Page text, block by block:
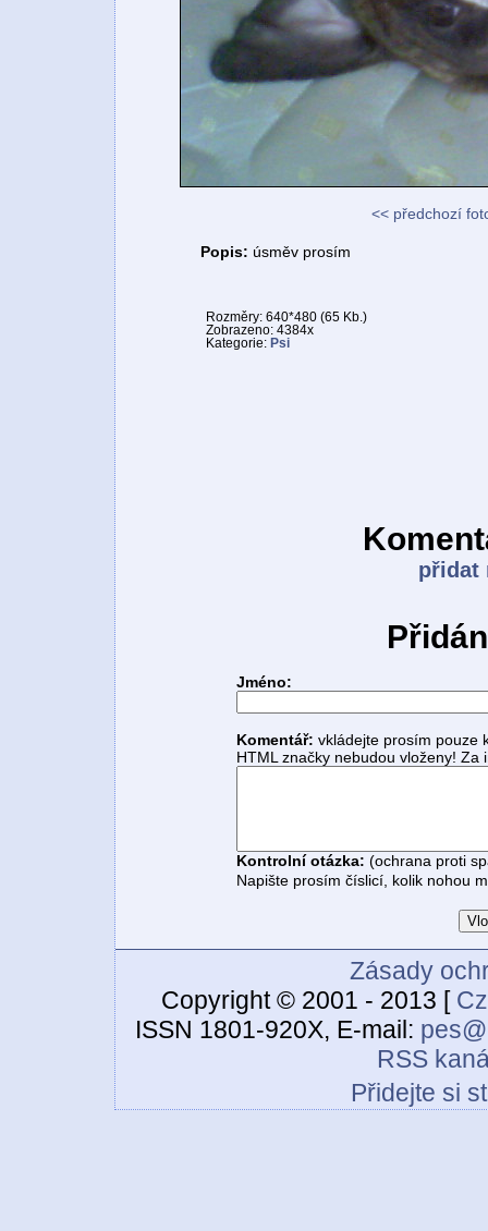
<< předchozí
Popis: úsměv prosím
Rozměry: 640*480 (65 Kb.)
Zobrazeno: 4384x
Kategorie: Psi
přidat
Jméno:
Komentář: vkládejte prosím pouze
HTML značky nebudou vloženy!
Kontrolní otázka: (ochrana proti
Napište prosím číslicí, kolik nohou
Zásady
Copyright © 2001 - 2013 [
ISSN 1801-920X, E-mail:
RSS
Přidejte si